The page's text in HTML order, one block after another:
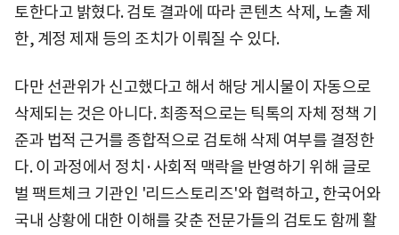
토한다고 밝혔다. 검토 결과에 따라 콘텐츠 삭제, 노출 제
한, 계정 제재 등의 조치가 이뤄질 수 있다.
다만 선관위가 신고했다고 해서 해당 게시물이 자동으로
삭제되는 것은 아니다. 최종적으로는 틱톡의 자체 정책 기
준과 법적 근거를 종합적으로 검토해 삭제 여부를 결정한
다. 이 과정에서 정치·사회적 맥락을 반영하기 위해 글로
벌 팩트체크 기관인 '리드스토리즈'와 협력하고, 한국어와
국내 상황에 대한 이해를 갖춘 전문가들의 검토도 함께 활